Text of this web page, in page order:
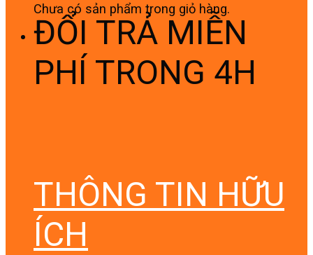
Chưa có sản phẩm trong giỏ hàng.
ĐỔI TRẢ MIỄN
PHÍ TRONG 4H
THÔNG TIN HỮU
ÍCH